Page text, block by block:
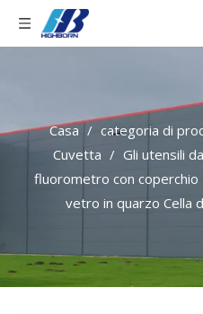
Casa / categoria di
Cuvetta / Gli utensili
fluorometro con coperchio
vetro in quarzo Cella